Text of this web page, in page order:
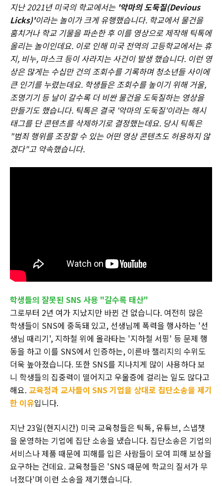
지난 2021년 미국의 학교에서는 '악마의 도둑질(Devious
Licks)'이라는 놀이가 크게 유행했습니다. 학교에서 물건을
훔치거나 학교 기물을 파손한 후 이를 영상으로 제작해 틱톡에
올리는 놀이인데요. 이로 인해 미국 전역의 고등학교에서는 휴
지, 비누, 마스크 등이 사라지는 사건이 발생 했습니다. 이런 영
상은 많게는 수십만 건의 조회수를 기록하며 청소년들 사이에
큰 인기를 누렸는데요. 학생들은 조회수를 높이기 위해 거울,
조명기기 등 날이 갈수록 더 비싼 물건을 도둑질하는 영상을
만들기도 했습니다. 틱톡은 결국 '악마의 도둑질'이라는 해시
태그를 단 콘텐츠를 삭제하기로 결정했는데요. 당시 틱톡은
"범죄 행위를 조장할 수 있는 어떤 영상 콘텐츠도 허용하지 않
겠다"고 약속했습니다.
학생들의 잘못된 SNS 사용 "갈수록 태산"
그로부터 2년 여가 지났지만 바뀐 건 없습니다. 여전히 많은
학생들이 SNS에 중독돼 있고, 선생님께 폭력을 행사하는 '선
생님 때리기', 지하철 위에 올라타는 '지하철 서핑' 등 문제 행
동을 하고 이를 SNS에서 인증하는, 이른바 챌리지의 수위도
더욱 높아졌습니다. 또한 SNS를 지나치게 많이 사용하다 보
니 학생들의 집중력이 떨어지고 우울증에 걸리는 일도 많다고
해요. 교육청과 교사들이 SNS 기업을 상대로 집단소송을 제기
한 이유입니다.
지난 23일(현지시간) 미국 교육청들은 틱톡, 유튜브, 스냅챗
을 운영하는 기업에 집단 소송을 냈습니다. 집단소송은 기업의
서비스나 제품 때문에 피해를 입은 사람들이 모여 피해 보상을
요구하는 건데요. 교육청들은 'SNS 때문에 학교의 질서가 무
너졌다'며 이런 소송을 제기했습니다.